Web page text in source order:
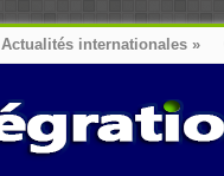
Actualités internationales »